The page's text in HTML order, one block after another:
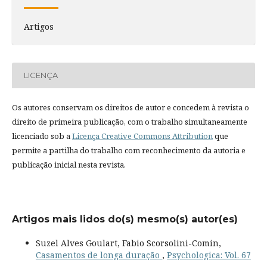
Artigos
LICENÇA
Os autores conservam os direitos de autor e concedem à revista o
direito de primeira publicação, com o trabalho simultaneamente
licenciado sob aLicença Creative Commons Attributionque
permite a partilha do trabalho com reconhecimento da autoria e
publicação inicial nesta revista.
Artigos mais lidos do(s) mesmo(s) autor(es)
Suzel Alves Goulart, Fabio Scorsolini-Comin,
Casamentos de longa duração , Psychologica: Vol. 67